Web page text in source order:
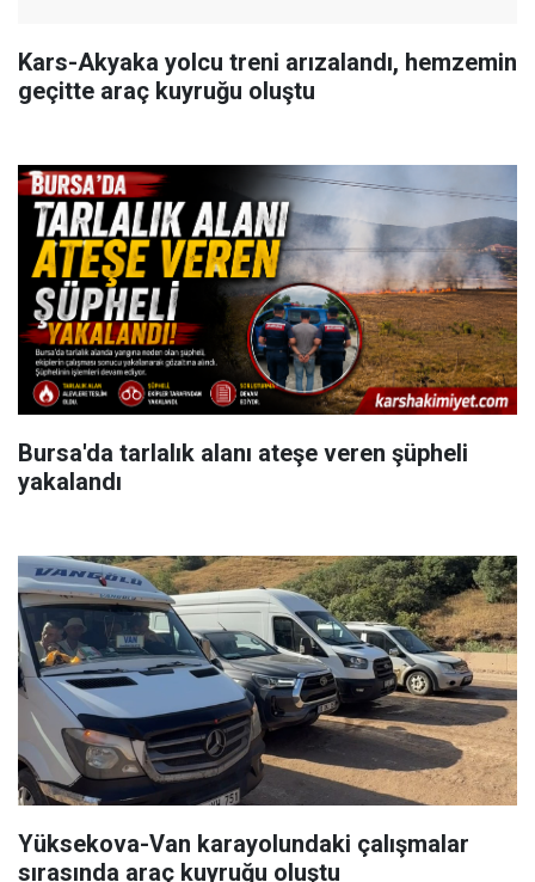
Kars-Akyaka yolcu treni arızalandı, hemzemin
geçitte araç kuyruğu oluştu
Bursa'da tarlalık alanı ateşe veren şüpheli
yakalandı
Yüksekova-Van karayolundaki çalışmalar
sırasında araç kuyruğu oluştu